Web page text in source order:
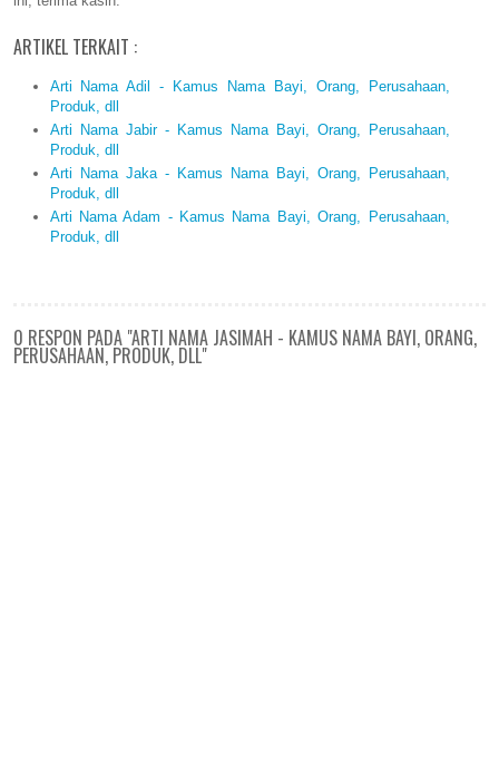
ARTIKEL TERKAIT :
Arti Nama Adil - Kamus Nama Bayi, Orang, Perusahaan,
Produk, dll
Arti Nama Jabir - Kamus Nama Bayi, Orang, Perusahaan,
Produk, dll
Arti Nama Jaka - Kamus Nama Bayi, Orang, Perusahaan,
Produk, dll
Arti Nama Adam - Kamus Nama Bayi, Orang, Perusahaan,
Produk, dll
0 RESPON PADA "ARTI NAMA JASIMAH - KAMUS NAMA BAYI, ORANG,
PERUSAHAAN, PRODUK, DLL"